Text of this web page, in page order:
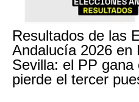
Resultados de las
Andalucía 2026 en
Sevilla: el PP
pierde el tercer